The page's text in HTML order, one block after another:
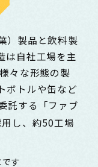
）製品と飲料製
は自社工場を主
々な形態の製
ボトルや缶など
託する「ファブ
し、約50工場
す